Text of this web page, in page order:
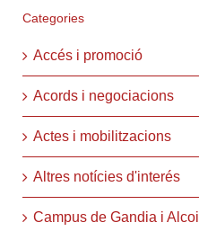
Categories
Accés i promoció
Acords i negociacions
Actes i mobilitzacions
Altres notícies d'interés
Campus de Gandia i Alcoi